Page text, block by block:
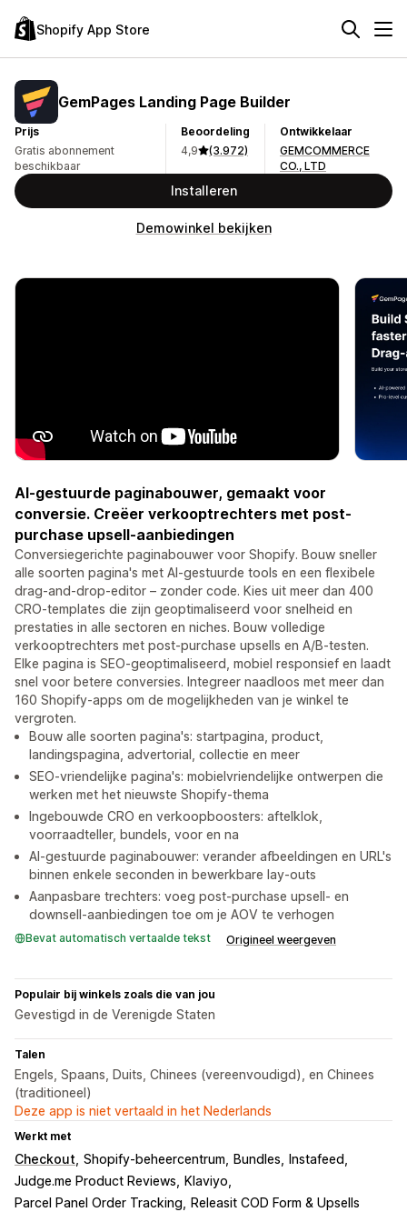
Shopify App Store
GemPages Landing Page Builder
Prijs
Gratis abonnement
beschikbaar
Beoordeling
4,9
(3.972)
Ontwikkelaar
GEMCOMMERCE
CO., LTD
Installeren
Demowinkel bekijken
AI-gestuurde paginabouwer, gemaakt voor
conversie. Creëer verkooptrechters met post-
purchase upsell-aanbiedingen
Conversiegerichte paginabouwer voor Shopify. Bouw sneller
alle soorten pagina's met AI-gestuurde tools en een flexibele
drag-and-drop-editor – zonder code. Kies uit meer dan 400
CRO-templates die zijn geoptimaliseerd voor snelheid en
prestaties in alle sectoren en niches. Bouw volledige
verkooptrechters met post-purchase upsells en A/B-testen.
Elke pagina is SEO-geoptimaliseerd, mobiel responsief en laadt
snel voor betere conversies. Integreer naadloos met meer dan
160 Shopify-apps om de mogelijkheden van je winkel te
vergroten.
Bouw alle soorten pagina's: startpagina, product,
landingspagina, advertorial, collectie en meer
SEO-vriendelijke pagina's: mobielvriendelijke ontwerpen die
werken met het nieuwste Shopify-thema
Ingebouwde CRO en verkoopboosters: aftelklok,
voorraadteller, bundels, voor en na
AI-gestuurde paginabouwer: verander afbeeldingen en URL's
binnen enkele seconden in bewerkbare lay-outs
Aanpasbare trechters: voeg post-purchase upsell- en
downsell-aanbiedingen toe om je AOV te verhogen
Bevat automatisch vertaalde tekst Origineel weergeven
Populair bij winkels zoals die van jou
Gevestigd in de Verenigde Staten
Talen
Engels, Spaans, Duits, Chinees (vereenvoudigd), en Chinees
(traditioneel)
Deze app is niet vertaald in het Nederlands
Werkt met
Checkout Shopify-beheercentrum Bundles
Instafeed
Judge.me Product Reviews
Klaviyo
Parcel Panel Order Tracking
Releasit COD Form & Upsells